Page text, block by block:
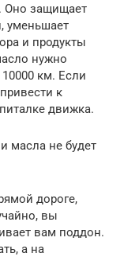
Оно защищает
уменьшает
и продукты
нужно
км. Если
к
движка.
масла не будет
дороге,
вы
вам поддон.
а на